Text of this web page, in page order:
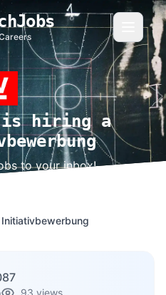
is hiring a
to your inbox!
Initiativbewerbung
93 views